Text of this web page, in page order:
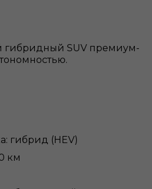
гибридный SUV премиум-
гибрид (HEV)
км